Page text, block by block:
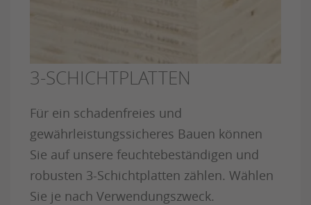
3-SCHICHTPLATTEN
Für ein schadenfreies und
gewährleistungssicheres Bauen können
Sie auf unsere feuchtebeständigen und
robusten 3-Schichtplatten zählen. Wählen
Sie je nach Verwendungszweck.